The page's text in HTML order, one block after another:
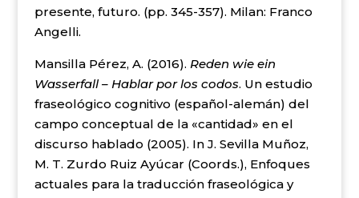
presente, futuro. (pp. 345-357). Milan: Franco
Angelli.
Mansilla Pérez, A. (2016). Reden wie ein
Wasserfall – Hablar por los codos. Un estudio
fraseológico cognitivo (español-alemán) del
campo conceptual de la «cantidad» en el
discurso hablado (2005). In J. Sevilla Muñoz,
M. T. Zurdo Ruiz Ayúcar (Coords.), Enfoques
actuales para la traducción fraseológica y